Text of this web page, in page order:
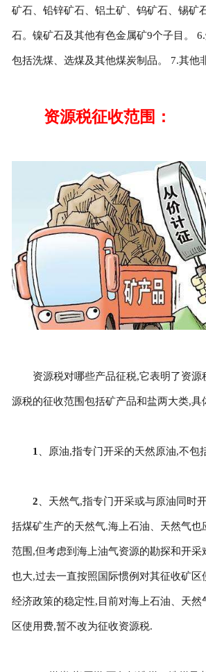
矿石、铅锌矿石、铝土矿、钨矿石、锡矿
石。镍矿石及其他有色金属矿9个子目。
包括洗煤、选煤及其他煤炭制品。 7.其他
资源税征收范围：
资源税对哪些产品征税,它表明了资源
源税的征收范围包括矿产品和盐两大类,具
1 、原油,指专门开采的天然原油,不包
2 、天然气,指专门开采或与原油同时
括煤矿生产的天然气.海上石油、天然气也
范围,但考虑到海上油气资源的勘探和开采
也大,过去一直按照国际惯例对其征收矿区
经济政策的稳定性,目前对海上石油、天然
区使用费,暂不改为征收资源税.